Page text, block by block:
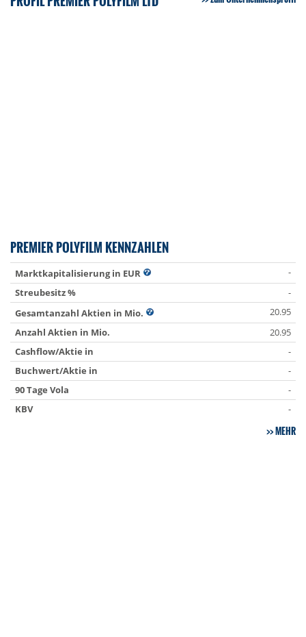
PREMIER POLYFILM KENNZAHLEN
Marktkapitalisierung in EUR
-
Streubesitz %
-
Gesamtanzahl Aktien in Mio.
20.95
Anzahl Aktien in Mio.
20.95
Cashflow/Aktie in
-
Buchwert/Aktie in
-
90 Tage Vola
-
KBV
-
MEHR